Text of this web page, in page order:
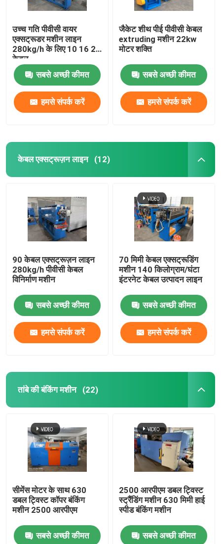
उच्च गति पीवीसी वायर
एक्सट्रूडर मशीन लाइन
280kg/h के लिए 10 16 25
केबल
सबसे अच्छी कीमत
हमसे संपर्क करें
जैकेट शीथ पीई पीवीसी केबल
extruding मशीन 22kw
मोटर शक्ति
सबसे अच्छी कीमत
हमसे संपर्क करें
केबल एक्सट्रूज़न लाइन (12)
90 केबल एक्सट्रूज़न लाइन
280kg/h पीवीसी केबल
विनिर्माण मशीन
सबसे अच्छी कीमत
हमसे संपर्क करें
70 मिमी केबल एक्सट्रूडिंग
मशीन 140 किलोग्राम/घंटा
इंटरनेट केबल उत्पादन लाइन
सबसे अच्छी कीमत
हमसे संपर्क करें
तांबे की बंकिंग मशीन (22)
सीमेंस मोटर के साथ 630
डबल ट्विस्ट कॉपर बंकिंग
मशीन 2500 आरपीएम
सबसे अच्छी कीमत
2500 आरपीएम डबल ट्विस्ट
स्ट्रैंडिंग मशीन 630 मिमी हाई
स्पीड बंकिंग मशीन
सबसे अच्छी कीमत